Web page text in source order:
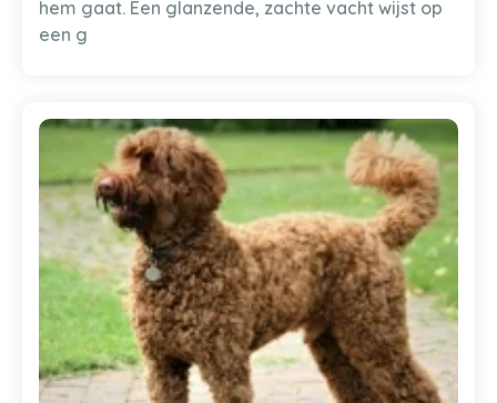
hem gaat. Een glanzende, zachte vacht wijst op
een g